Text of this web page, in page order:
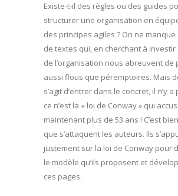
Existe-t-il des règles ou des guides
structurer une organisation en
des principes agiles ? On ne
de textes qui, en cherchant à investir
de l’organisation nous abreuvent de
aussi flous que péremptoires. Mais
s’agit d’entrer dans le concret, il n’y
ce n’est la « loi de Conway » qui
maintenant plus de 53 ans ! C’est
que s’attaquent les auteurs. Ils
justement sur la loi de Conway pour
le modèle qu’ils proposent et
ces pages.